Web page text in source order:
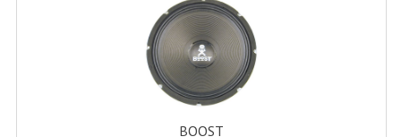
Système Boucle Magnétique
Structures, Pieds, Ponts...
Angle AG20 Structure Contest
BOOST